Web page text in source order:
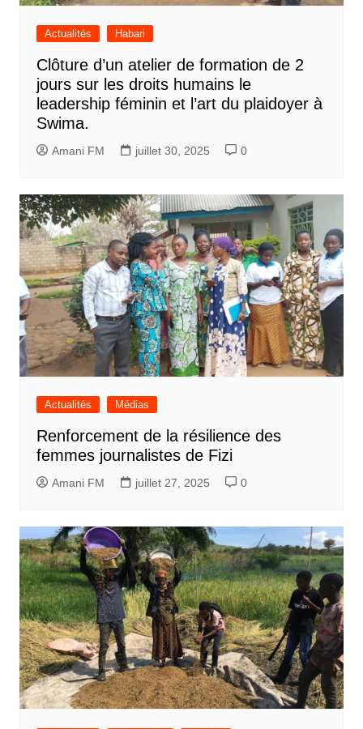
Actualités Habari
Clôture d’un atelier de formation de 2
jours sur les droits humains le
leadership féminin et l’art du plaidoyer à
Swima.
Amani FM juillet 30, 2025 0
Actualités Médias
Renforcement de la résilience des
femmes journalistes de Fizi
Amani FM juillet 27, 2025 0